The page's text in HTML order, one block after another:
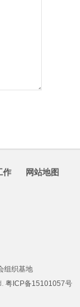
作 网站地图
组织基地
粤ICP备15101057号